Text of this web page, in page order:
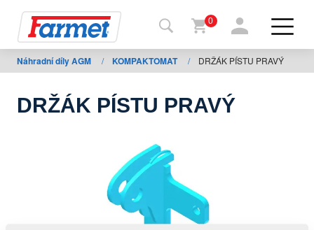
Zpět
na
0
Náhradní díly AGM / KOMPAKTOMAT / DRŽÁK PÍSTU PRAVÝ
DRŽÁK PÍSTU PRAVÝ